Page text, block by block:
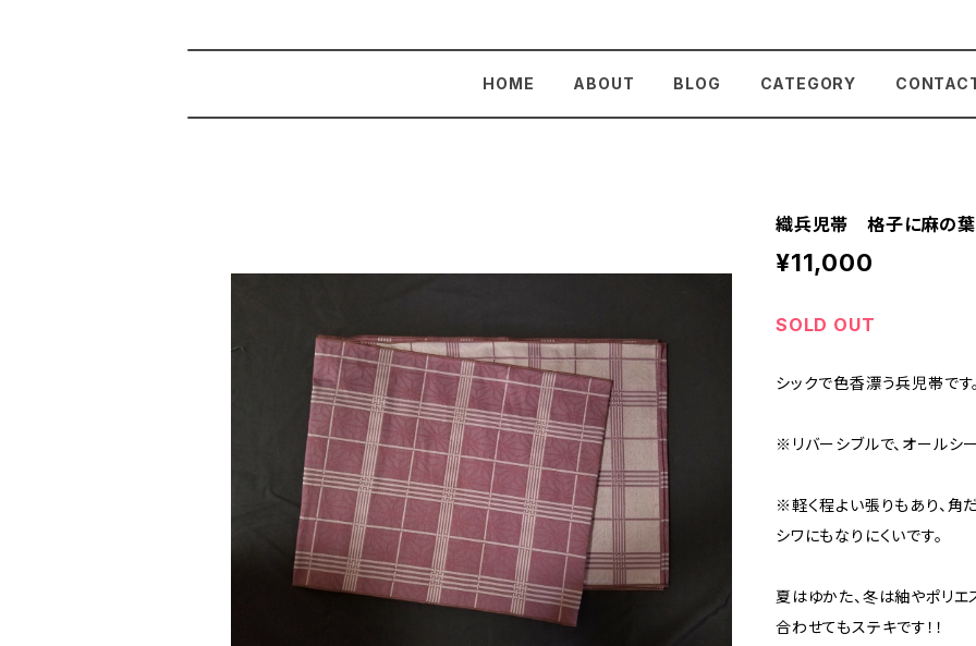
HOME ABOUT BLOG CATEGORY
織兵児帯 格子に麻の
¥11,000
SOLD OUT
シックで色香漂う兵児帯です
※リバーシブルで、オールシ
※軽く程よい張りもあり、角
シワにもなりにくいです。
夏はゆかた、冬は紬やポリ
合わせてもステキです！！